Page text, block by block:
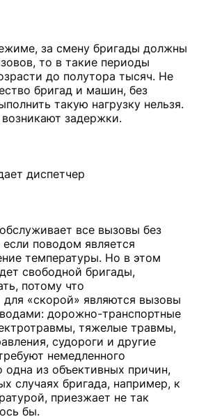
за смену бригады должны
то в такие периоды
до полутора тысяч. Не
бригад и машин, без
такую нагрузку нельзя.
задержки.
диспетчер
все вызовы без
поводом является
температуры. Но в этом
свободной бригады,
потому что
«скорой» являются вызовы
дорожно-транспортные
тяжелые травмы,
судороги и другие
немедленного
одна из объективных причин,
случаях бригада, например, к
приезжает не так
бы.